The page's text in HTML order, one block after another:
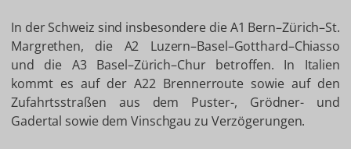
In der Schweiz sind insbesondere die A1 Bern–Zürich–St.
Margrethen, die A2 Luzern–Basel–Gotthard–Chiasso
und die A3 Basel–Zürich–Chur betroffen. In Italien
kommt es auf der A22 Brennerroute sowie auf den
Zufahrtsstraßen aus dem Puster-, Grödner- und
Gadertal sowie dem Vinschgau zu Verzögerungen.